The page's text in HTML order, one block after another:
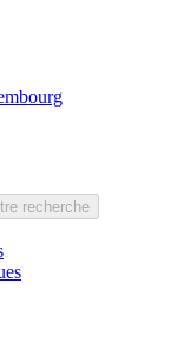
recherche